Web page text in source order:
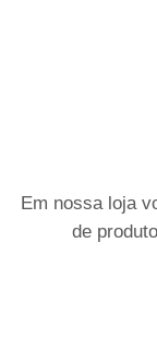
Em nossa loja
de